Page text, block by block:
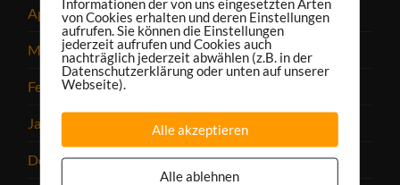
April 2022
März 2022
Februar 2022
Januar 2022
Dezember 2021
von Cookies erhalten und deren Einstellungen
aufrufen. Sie können die Einstellungen
jederzeit aufrufen und Cookies auch
nachträglich jederzeit abwählen (z.B. in der
Datenschutzerklärung oder unten auf unserer
Webseite).
Alle akzeptieren
Alle ablehnen